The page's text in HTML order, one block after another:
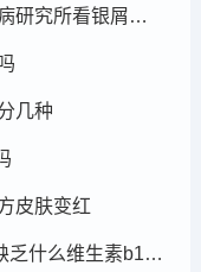
南京皮肤病研究所银屑病 南京皮肤病研究所看银屑病哪个医生厉害
几种
皮肤变红
银屑病缺乏什么维生素b12 银屑病缺乏什么维生素b12可以补充